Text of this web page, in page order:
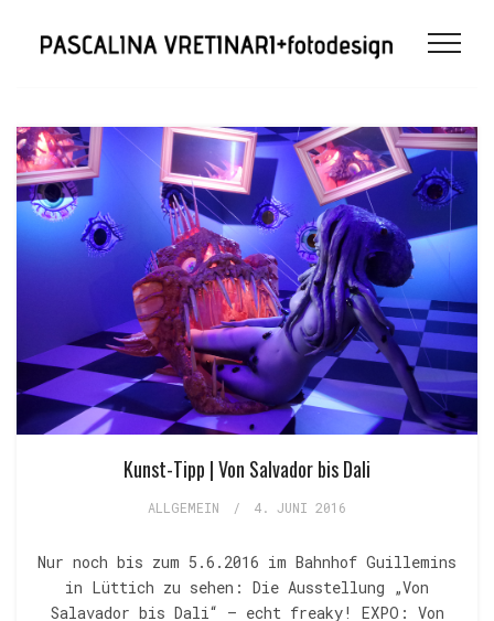
Kunst-Tipp | Von Salvador bis Dali
ALLGEMEIN / 4. JUNI 2016
Nur noch bis zum 5.6.2016 im Bahnhof Guillemins
in Lüttich zu sehen: Die Ausstellung „Von
Salavador bis Dali“ – echt freaky! EXPO: Von